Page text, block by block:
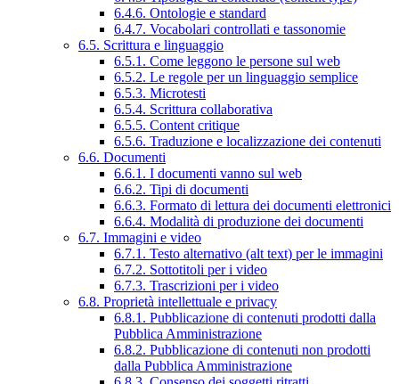
6.4.6. Ontologie e standard
6.4.7. Vocabolari controllati e tassonomie
6.5. Scrittura e linguaggio
6.5.1. Come leggono le persone sul web
6.5.2. Le regole per un linguaggio semplice
6.5.3. Microtesti
6.5.4. Scrittura collaborativa
6.5.5. Content critique
6.5.6. Traduzione e localizzazione dei contenuti
6.6. Documenti
6.6.1. I documenti vanno sul web
6.6.2. Tipi di documenti
6.6.3. Formato di lettura dei documenti elettronici
6.6.4. Modalità di produzione dei documenti
6.7. Immagini e video
6.7.1. Testo alternativo (alt text) per le immagini
6.7.2. Sottotitoli per i video
6.7.3. Trascrizioni per i video
6.8. Proprietà intellettuale e privacy
6.8.1. Pubblicazione di contenuti prodotti dalla
Pubblica Amministrazione
6.8.2. Pubblicazione di contenuti non prodotti
dalla Pubblica Amministrazione